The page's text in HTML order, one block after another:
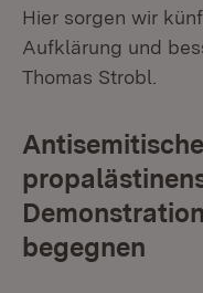
Hier sorgen wir
Aufklärung und
Thomas Strobl.
begegnen